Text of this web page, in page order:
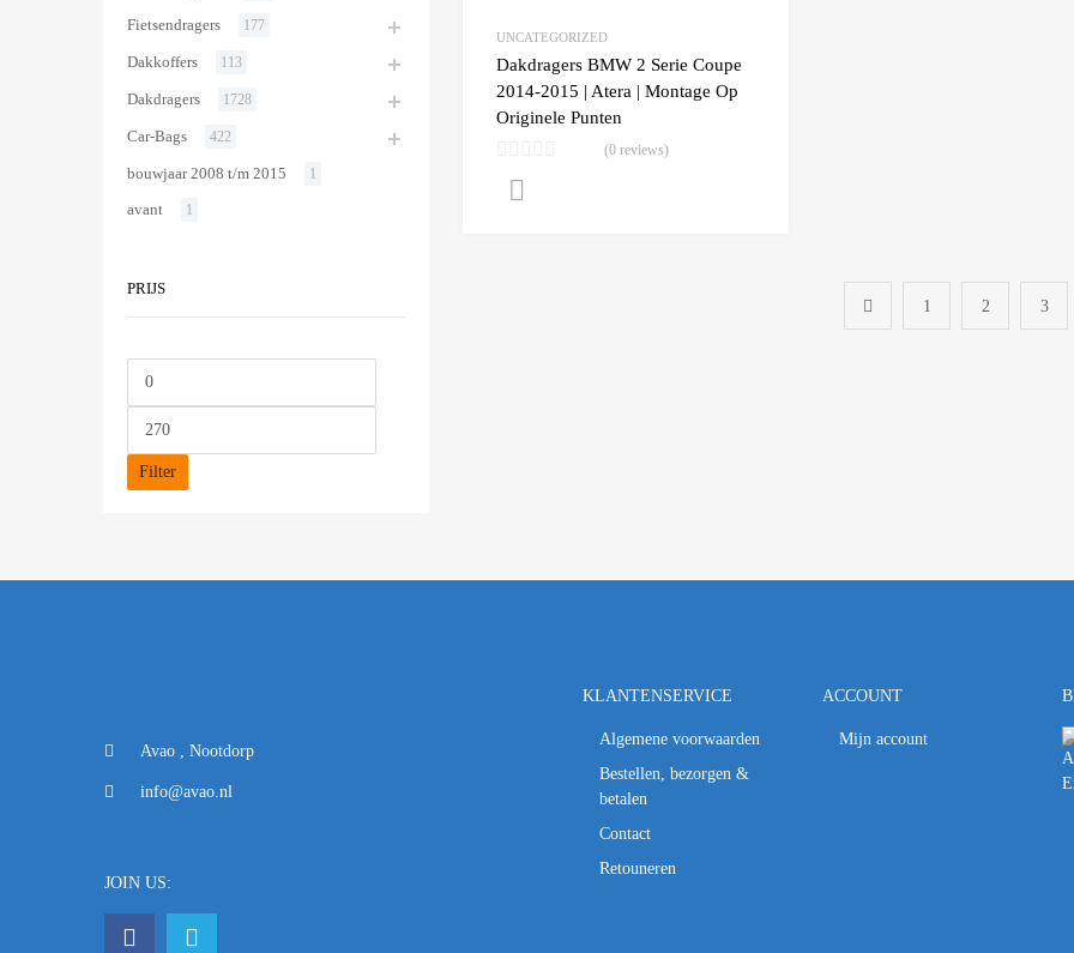
UNCATEGORIZED
Dakdragers BMW 2 Serie Coupe
2014-2015 | Atera | Montage Op
Originele Punten
(0 reviews)
1 2 3
Fietsendragers 177
Dakkoffers 113
Dakdragers 1728
Car-Bags 422
bouwjaar 2008 t/m 2015 1
avant 1
PRIJS
Filter
Avao , Nootdorp
info@avao.nl
JOIN US:
KLANTENSERVICE
Algemene voorwaarden
Bestellen, bezorgen &
betalen
Contact
Retouneren
ACCOUNT
Mijn account